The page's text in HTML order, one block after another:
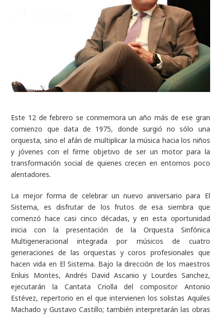
Este 12 de febrero se conmemora un año más de ese gran
comienzo que data de 1975, donde surgió no sólo una
orquesta, sino el afán de multiplicar la música hacia los niños
y jóvenes con el firme objetivo de ser un motor para la
transformación social de quienes crecen en entornos poco
alentadores.
La mejor forma de celebrar un nuevo aniversario para El
Sistema, es disfrutar de los frutos de esa siembra que
comenzó hace casi cinco décadas, y en esta oportunidad
inicia con la presentación de la Orquesta Sinfónica
Multigeneracional integrada por músicos de cuatro
generaciones de las orquestas y coros profesionales que
hacen vida en El Sistema. Bajo la dirección de los maestros
Enluis Montes, Andrés David Ascanio y Lourdes Sanchez,
ejecutarán la Cantata Criolla del compositor Antonio
Estévez, repertorio en el que intervienen los solistas Aquiles
Machado y Gustavo Castillo; también interpretarán las obras